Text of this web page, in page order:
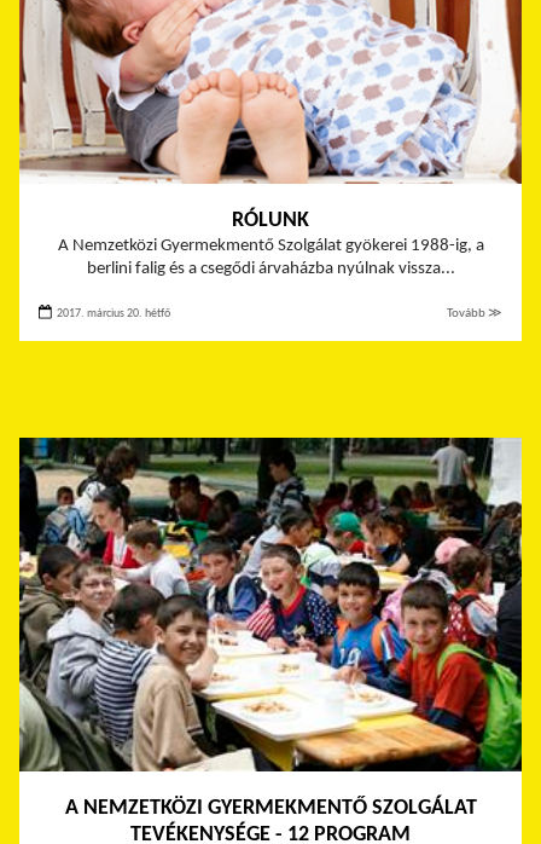
RÓLUNK
A Nemzetközi Gyermekmentő Szolgálat gyökerei 1988-ig, a
berlini falig és a csegődi árvaházba nyúlnak vissza...
2017. március 20. hétfő Tovább ≫
A NEMZETKÖZI GYERMEKMENTŐ SZOLGÁLAT
TEVÉKENYSÉGE - 12 PROGRAM